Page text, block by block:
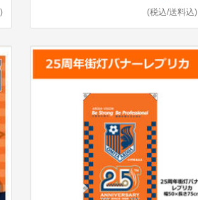
(税込/送料込)